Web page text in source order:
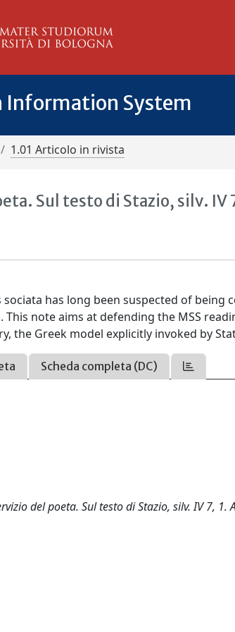
Information System
1.01 Articolo in rivista
Sul testo di Stazio, silv. IV
sociata has long been suspected of
note aims at defending the MSS
the Greek model explicitly invoked by
Scheda completa (DC)
del poeta. Sul testo di Stazio, silv. IV 7, 1.